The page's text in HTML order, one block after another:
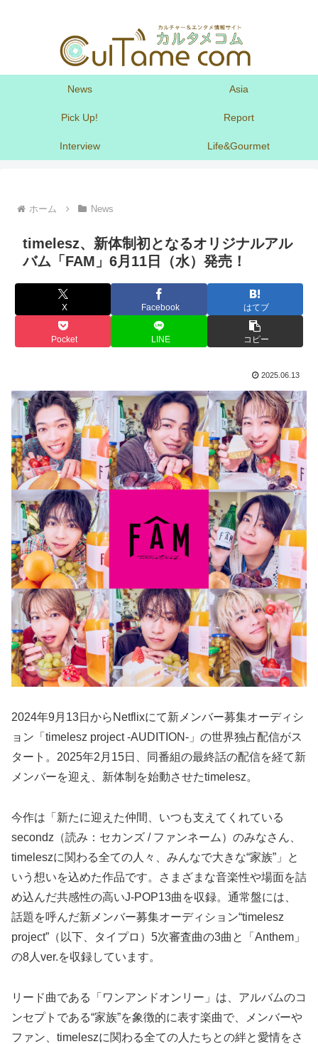
News Asia
Pick Up! Report
Interview Life&Gourmet
ホーム News
timelesz、新体制初となるオリジナルアル
バム「FAM」6月11日（水）発売！
X Facebook はてブ
Pocket LINE コピー
2025.06.13
2024年9月13日からNetflixにて新メンバー募集オーディシ
ョン「timelesz project -AUDITION-」の世界独占配信がス
タート。2025年2月15日、同番組の最終話の配信を経て新
メンバーを迎え、新体制を始動させたtimelesz。
今作は「新たに迎えた仲間、いつも支えてくれている
secondz（読み：セカンズ / ファンネーム）のみなさん、
timeleszに関わる全ての人々、みんなで大きな“家族”」と
いう想いを込めた作品です。さまざまな音楽性や場面を詰
め込んだ共感性の高いJ-POP13曲を収録。通常盤には、
話題を呼んだ新メンバー募集オーディション“timelesz
project”（以下、タイプロ）5次審査曲の3曲と「Anthem」
の8人ver.を収録しています。
リード曲である「ワンアンドオンリー」は、アルバムのコ
ンセプトである“家族”を象徴的に表す楽曲で、メンバーや
ファン、timeleszに関わる全ての人たちとの絆と愛情をさ